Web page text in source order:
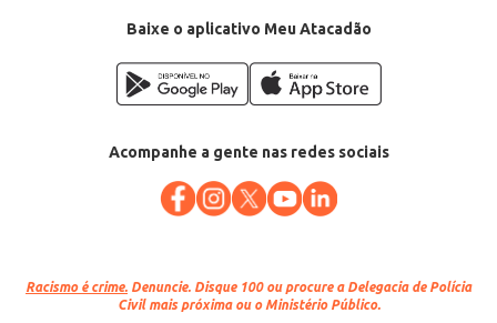
Baixe o aplicativo Meu Atacadão
Acompanhe a gente nas redes sociais
Racismo é crime. Denuncie. Disque 100 ou procure a Delegacia de Polícia
Civil mais próxima ou o Ministério Público.